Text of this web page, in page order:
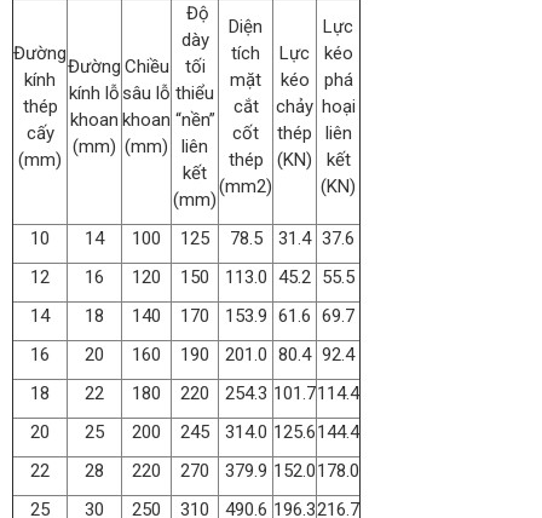
Đường
kính
thép
cấy
(mm)
Đường
kính lỗ
khoan
(mm)
Chiều
sâu lỗ
khoan
(mm)
Độ
dày
tối
thiểu
“nền”
liên
kết
(mm)
Diện
tích
mặt
cắt
cốt
thép
(mm2)
Lực
kéo
chảy
thép
(KN)
Lực
kéo
phá
hoại
liên
kết
(KN)
10 14 100 125 78.5 31.4 37.6
12
16 120 150 113.0 45.2 55.5
14
18 140 170 153.9 61.6 69.7
16
20 160 190 201.0 80.4 92.4
18
22 180 220 254.3 101.7114.4
20
25 200 245 314.0 125.6144.4
22
28 220 270 379.9 152.0178.0
25
30 250 310 490.6 196.3216.7